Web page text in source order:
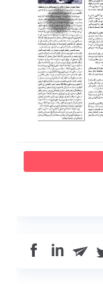
8
in